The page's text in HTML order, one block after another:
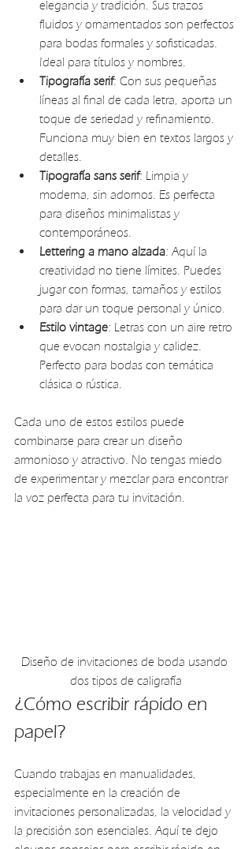
elegancia y tradición. Sus trazos
fluidos y ornamentados son perfectos
para bodas formales y sofisticadas.
Ideal para títulos y nombres.
Tipografía serif: Con sus pequeñas
líneas al final de cada letra, aporta un
toque de seriedad y refinamiento.
Funciona muy bien en textos largos y
detalles.
Tipografía sans serif: Limpia y
moderna, sin adornos. Es perfecta
para diseños minimalistas y
contemporáneos.
Lettering a mano alzada: Aquí la
creatividad no tiene límites. Puedes
jugar con formas, tamaños y estilos
para dar un toque personal y único.
Estilo vintage: Letras con un aire retro
que evocan nostalgia y calidez.
Perfecto para bodas con temática
clásica o rústica.
Cada uno de estos estilos puede
combinarse para crear un diseño
armonioso y atractivo. No tengas miedo
de experimentar y mezclar para encontrar
la voz perfecta para tu invitación.
Diseño de invitaciones de boda usando
dos tipos de caligrafía
¿Cómo escribir rápido en
papel?
Cuando trabajas en manualidades,
especialmente en la creación de
invitaciones personalizadas, la velocidad y
la precisión son esenciales. Aquí te dejo